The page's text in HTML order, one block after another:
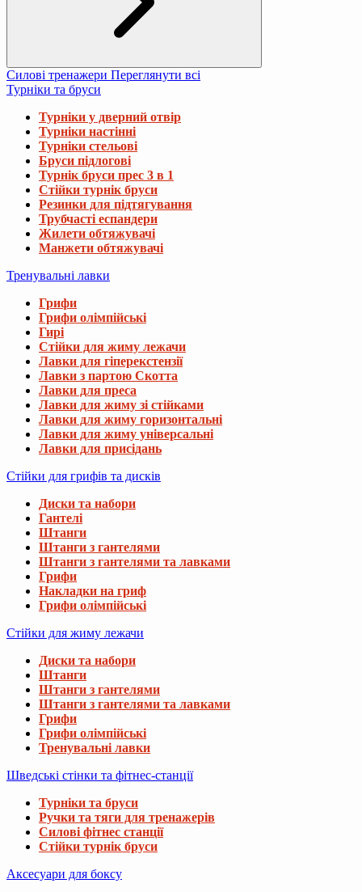
Силові тренажери Переглянути всі
Турніки та бруси
Турніки у дверний отвір
Турніки настінні
Турніки стельові
Бруси підлогові
Турнік бруси прес 3 в 1
Стійки турнік бруси
Резинки для підтягування
Трубчасті еспандери
Жилети обтяжувачі
Манжети обтяжувачі
Тренувальні лавки
Грифи
Грифи олімпійські
Гирі
Стійки для жиму лежачи
Лавки для гіперекстензії
Лавки з партою Скотта
Лавки для преса
Лавки для жиму зі стійками
Лавки для жиму горизонтальні
Лавки для жиму універсальні
Лавки для присідань
Стійки для грифів та дисків
Диски та набори
Гантелі
Штанги
Штанги з гантелями
Штанги з гантелями та лавками
Грифи
Накладки на гриф
Грифи олімпійські
Стійки для жиму лежачи
Диски та набори
Штанги
Штанги з гантелями
Штанги з гантелями та лавками
Грифи
Грифи олімпійські
Тренувальні лавки
Шведські стінки та фітнес-станції
Турніки та бруси
Ручки та тяги для тренажерів
Силові фітнес станції
Стійки турнік бруси
Аксесуари для боксу